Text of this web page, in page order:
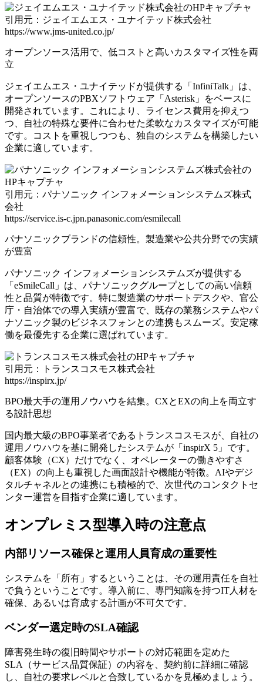
引用元：ジェイエムエス・ユナイテッド株式会社
https://www.jms-united.co.jp/
オープンソース活用で、低コストと高いカスタマイズ性を両
立
ジェイエムエス・ユナイテッドが提供する「InfiniTalk」は、
オープンソースのPBXソフトウェア「Asterisk」をベースに
開発されています。
これにより、ライセンス費用を抑えつ
つ、自社の特殊な要件に合わせた柔軟なカスタマイズが可能
です。コストを重視しつつも、独自のシステムを構築したい
企業に適しています。
引用元：パナソニック インフォメーションシステムズ株式
会社
https://service.is-c.jpn.panasonic.com/esmilecall
パナソニックブランドの信頼性。製造業や公共分野での実績
が豊富
パナソニック インフォメーションシステムズが提供する
「eSmileCall」は、パナソニックグループとしての高い信頼
性と品質が特徴です。 特に製造業のサポートデスクや、官公
庁・自治体での導入実績が豊富で、既存の業務システムやパ
ナソニック製のビジネスフォンとの連携もスムーズ。安定稼
働を最優先する企業に選ばれています。
引用元：トランスコスモス株式会社
https://inspirx.jp/
BPO最大手の運用ノウハウを結集。CXとEXの向上を両立す
る設計思想
国内最大級のBPO事業者であるトランスコスモスが、自社の
運用ノウハウを基に開発したシステムが「inspirX 5」です。
顧客体験（CX）だけでなく、オペレーターの働きやすさ
（EX）の向上も重視した画面設計や機能が特徴。AIやデジ
タルチャネルとの連携にも積極的で、次世代のコンタクトセ
ンター運営を目指す企業に適しています。
オンプレミス型導入時の注意点
内部リソース確保と運用人員育成の重要性
システムを「所有」するということは、その運用責任を自社
で負うということです。導入前に、専門知識を持つIT人材を
確保、あるいは育成する計画が不可欠です。
ベンダー選定時のSLA確認
障害発生時の復旧時間やサポートの対応範囲を定めた
SLA（サービス品質保証）の内容を、契約前に詳細に確認
し、自社の要求レベルと合致しているかを見極めましょう。